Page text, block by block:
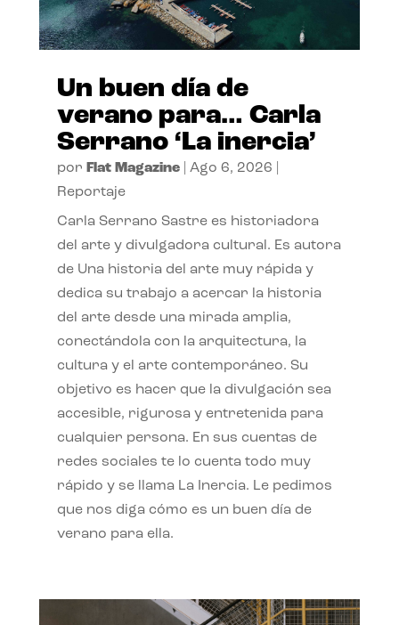
Un buen día de
verano para… Carla
Serrano ‘La inercia’
por Flat Magazine| Ago 6, 2026
Reportaje
Carla Serrano Sastre es historiadora
del arte y divulgadora cultural. Es autora
de Una historia del arte muy rápida y
dedica su trabajo a acercar la historia
del arte desde una mirada amplia,
conectándola con la arquitectura, la
cultura y el arte contemporáneo. Su
objetivo es hacer que la divulgación sea
accesible, rigurosa y entretenida para
cualquier persona. En sus cuentas de
redes sociales te lo cuenta todo muy
rápido y se llama La Inercia. Le pedimos
que nos diga cómo es un buen día de
verano para ella.